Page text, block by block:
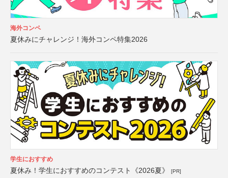
海外コンペ
夏休みにチャレンジ！海外コンペ特集2026
学生におすすめ
夏休み！学生におすすめのコンテスト《2026夏》 [PR]